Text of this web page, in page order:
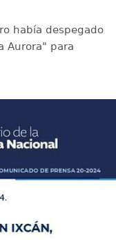
había despegado
Aurora" para